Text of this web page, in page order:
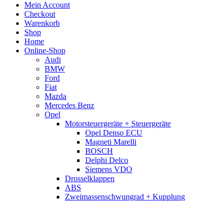
Mein Account
Checkout
Warenkorb
Shop
Home
Online-Shop
Audi
BMW
Ford
Fiat
Mazda
Mercedes Benz
Opel
Motorsteuergeräte + Steuergeräte
Opel Denso ECU
Magneti Marelli
BOSCH
Delphi Delco
Siemens VDO
Drosselklappen
ABS
Zweimassenschwungrad + Kupplung